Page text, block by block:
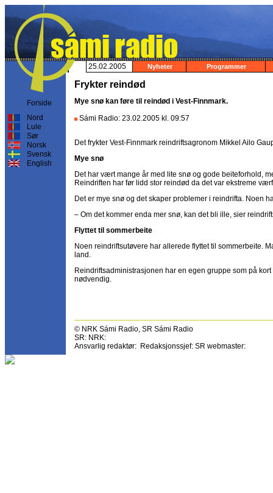
Forside
Nord
Lule
Sør
Norsk
Svensk
English
25.02.2005 Nyheter Programmer
Frykter reindød
Mye snø kan føre til reindød i Vest-Finnmark.
Sámi Radio: 23.02.2005 kl. 09:57
Det frykter Vest-Finnmark reindriftsagronom Mikkel Ailo
Mye snø
Det har vært mange år med lite snø og gode beiteforhold,
Reindriften har før lidd stor reindød da det var ekstreme
Det er mye snø og det skaper problemer i reindrifta. Noen
– Om det kommer enda mer snø, kan det bli ille, sier
Flyttet til sommerbeite
Noen reindriftsutøvere har allerede flyttet til sommerbeite.
land.
Reindriftsadministrasjonen har en egen gruppe som på
nødvendig.
© NRK Sámi Radio, SR Sámi Radio
SR: NRK:
Ansvarlig redaktør: Redaksjonssjef: SR webmaster: